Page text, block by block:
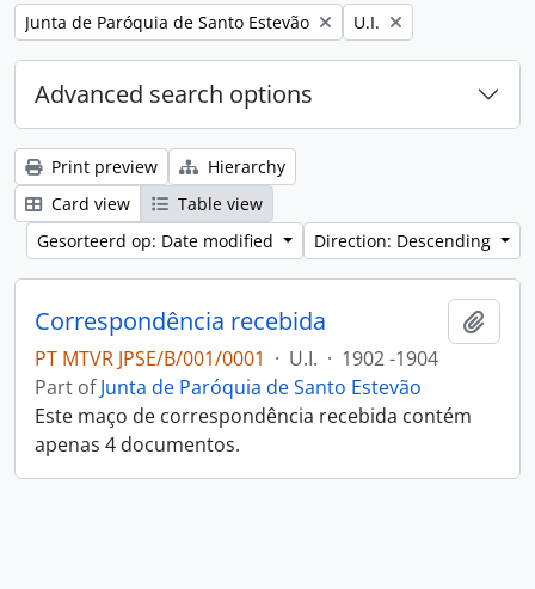
Remove filter:
Junta de Paróquia de Santo Estevão Remove filter:
U.I.
Advanced search options
Print preview
Hierarchy
Card view
Table view
Gesorteerd op: Date modified
Direction: Descending
Correspondência recebida
PT MTVR JPSE/B/001/0001 · U.I. · 1902 -1904
Part ofJunta de Paróquia de Santo Estevão
Este maço de correspondência recebida contém
apenas 4 documentos.